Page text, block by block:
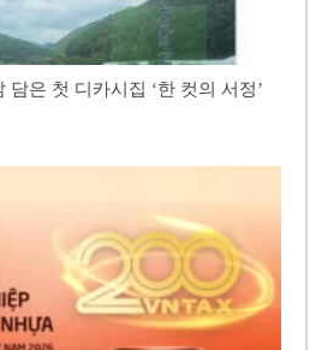
담은 첫 디카시집 ‘한 컷의 서정’